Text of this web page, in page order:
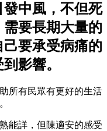
中風，不但死
要長期大量的
要承受病痛的
影響。
所有民眾有更好的生活
能詳，但陳適安的感受